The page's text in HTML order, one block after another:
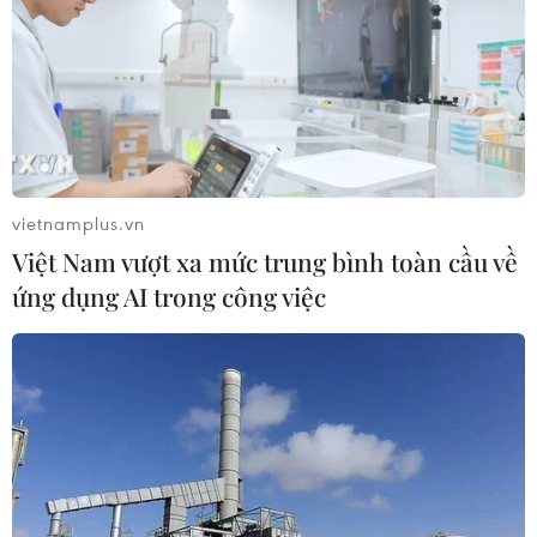
golf của Tổng thống Trump
05/08/2026 06:57
Mỹ cấm xuất khẩu vật liệu pin tái chế
và phế liệu vonfram trong một năm
05/08/2026 06:53
Brazil hạ cấp quan hệ với Argentina,
căng thẳng ngoại giao với Mỹ
Mỹ dự chi thêm 1,4 tỷ USD cho hoạt
vietnamplus.vn
Việt Nam vượt xa mức trung bình toàn cầu về
ứng dụng AI trong công việc